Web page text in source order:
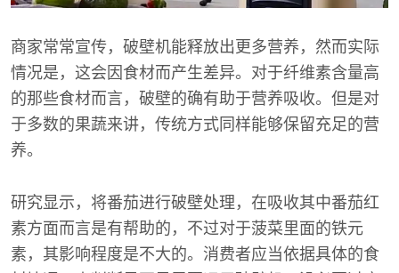
商家常常宣传，破壁机能释放出更多营养，然而实际
情况是，这会因食材而产生差异。对于纤维素含量高
的那些食材而言，破壁的确有助于营养吸收。但是对
于多数的果蔬来讲，传统方式同样能够保留充足的营
养。
研究显示，将番茄进行破壁处理，在吸收其中番茄红
素方面而言是有帮助的，不过对于菠菜里面的铁元
素，其影响程度是不大的。消费者应当依据具体的食